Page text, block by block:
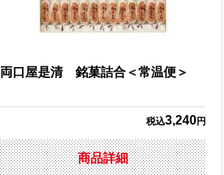
両口屋是清 銘菓詰合＜常温便＞
税込3,240円
商品詳細